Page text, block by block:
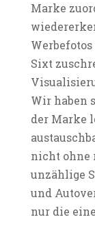
Marke
Sixt
Wir haben
der Marke
nicht ohne
unzählige
und
nur die